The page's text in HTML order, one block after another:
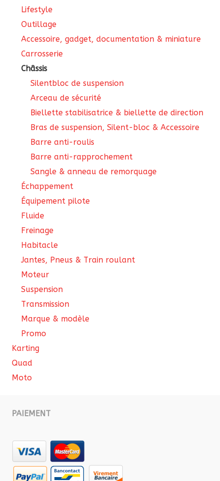
Lifestyle
Outillage
Accessoire, gadget, documentation & miniature
Carrosserie
Châssis
Silentbloc de suspension
Arceau de sécurité
Biellette stabilisatrice & biellette de direction
Bras de suspension, Silent-bloc & Accessoire
Barre anti-roulis
Barre anti-rapprochement
Sangle & anneau de remorquage
Échappement
Équipement pilote
Fluide
Freinage
Habitacle
Jantes, Pneus & Train roulant
Moteur
Suspension
Transmission
Marque & modèle
Promo
Karting
Quad
Moto
PAIEMENT